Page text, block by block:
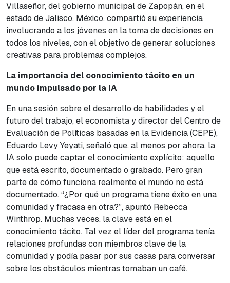
Villaseñor, del gobierno municipal de Zapopán, en el
estado de Jalisco, México, compartió su experiencia
involucrando a los jóvenes en la toma de decisiones en
todos los niveles, con el objetivo de generar soluciones
creativas para problemas complejos.
La importancia del conocimiento tácito en un
mundo impulsado por la IA
En una sesión sobre el desarrollo de habilidades y el
futuro del trabajo, el economista y director del Centro de
Evaluación de Políticas basadas en la Evidencia (CEPE),
Eduardo Levy Yeyati, señaló que, al menos por ahora, la
IA solo puede captar el conocimiento explícito: aquello
que está escrito, documentado o grabado. Pero gran
parte de cómo funciona realmente el mundo no está
documentado. “¿Por qué un programa tiene éxito en una
comunidad y fracasa en otra?”, apuntó Rebecca
Winthrop. Muchas veces, la clave está en el
conocimiento tácito. Tal vez el líder del programa tenía
relaciones profundas con miembros clave de la
comunidad y podía pasar por sus casas para conversar
sobre los obstáculos mientras tomaban un café.